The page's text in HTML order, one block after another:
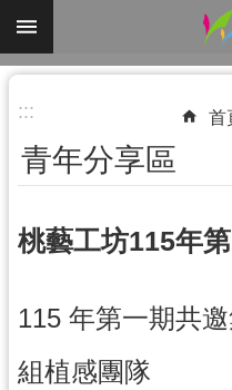
跳到主要內容區塊
進
搜
尋
識
們
::: 首
青年分享區
桃藝工坊115年
115 年第一期共
組植感團隊